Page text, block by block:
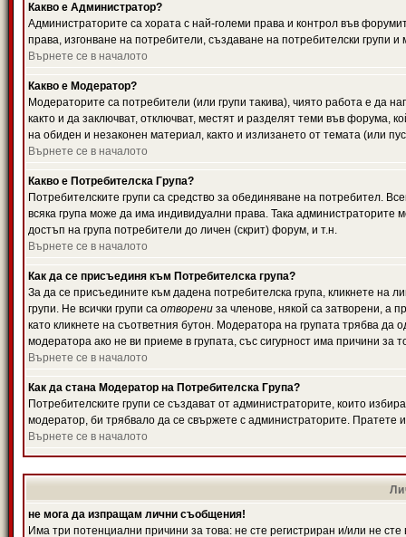
Какво е Администратор?
Администраторите са хората с най-големи права и контрол във
права, изгонване на потребители, създаване на потребителски групи
Върнете се в началото
Какво е Модератор?
Модераторите са потребители (или групи такива), чиято работа е да
както и да заключват, отключват, местят и разделят теми във форума,
на обиден и незаконен материал, както и излизането от темата (или
Върнете се в началото
Какво е Потребителска Група?
Потребителските групи са средство за обединяване на потребител.
всяка група може да има индивидуални права. Така
достъп на група потребители до личен (скрит) форум, и т.н.
Върнете се в началото
Как да се присъединя към Потребителска група?
За да се присъедините към дадена потребителска група, кликнете на
групи. Не всички групи са отворени за членове, някой са затворени, а
като кликнете на съответния бутон. Модератора на групата трябва
модератора ако не ви приеме в групата, със сигурност има причини за
Върнете се в началото
Как да стана Модератор на Потребителска Група?
Потребителските групи се създават от администраторите, които
модератор, би трябвало да се свържете с администраторите.
Върнете се в началото
не мога да изпращам лични съобщения!
Има три потенциални причини за това: не сте регистриран и/или не